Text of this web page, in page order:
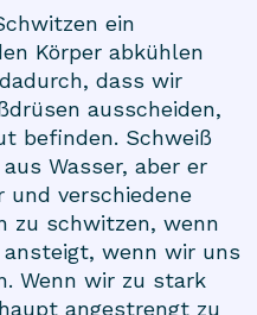
ein
Körper abkühlen
dass wir
ausscheiden,
befinden. Schweiß
Wasser, aber er
verschiedene
zu schwitzen, wenn
wenn wir uns
Wenn wir zu stark
angestrengt zu